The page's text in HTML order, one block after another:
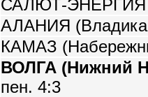
САЛЮТ-ЭНЕРГИЯ
АЛАНИЯ
КАМАЗ
ВОЛГА (Нижний
пен. 4:3